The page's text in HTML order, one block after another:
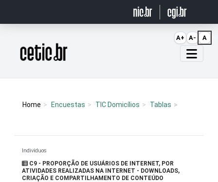
Página inicial
Home Encuestas TIC Domicílios Tablas
Indivíduos
C9 - PROPORÇÃO DE USUÁRIOS DE INTERNET, POR
ATIVIDADES REALIZADAS NA INTERNET - DOWNLOADS,
CRIAÇÃO E COMPARTILHAMENTO DE CONTEÚDO
A+ A- A